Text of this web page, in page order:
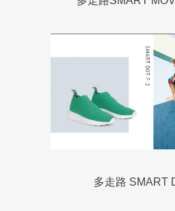
多走路 SMART